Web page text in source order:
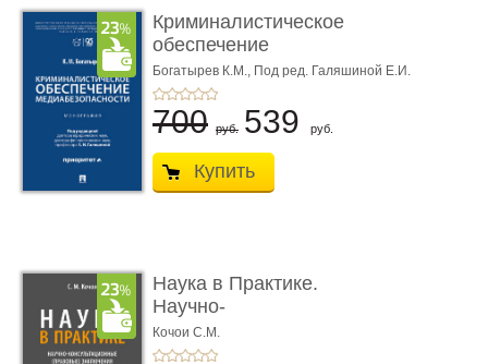
Криминалистическое
обеспечение
медиабезопас� ...
Богатырев К.М., Под ред. Галяшиной Е.И.
700 руб. 539 руб.
Купить
Наука в Практике.
Научно-
консультационные (пра
...
Кочои С.М.